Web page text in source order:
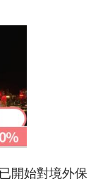
開始對境外保